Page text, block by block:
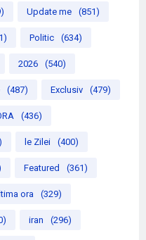
Update me (851)
Politic (634)
2026 (540)
(487) Exclusiv (479)
(436)
le Zilei (400)
Featured (361)
ora (329)
iran (296)